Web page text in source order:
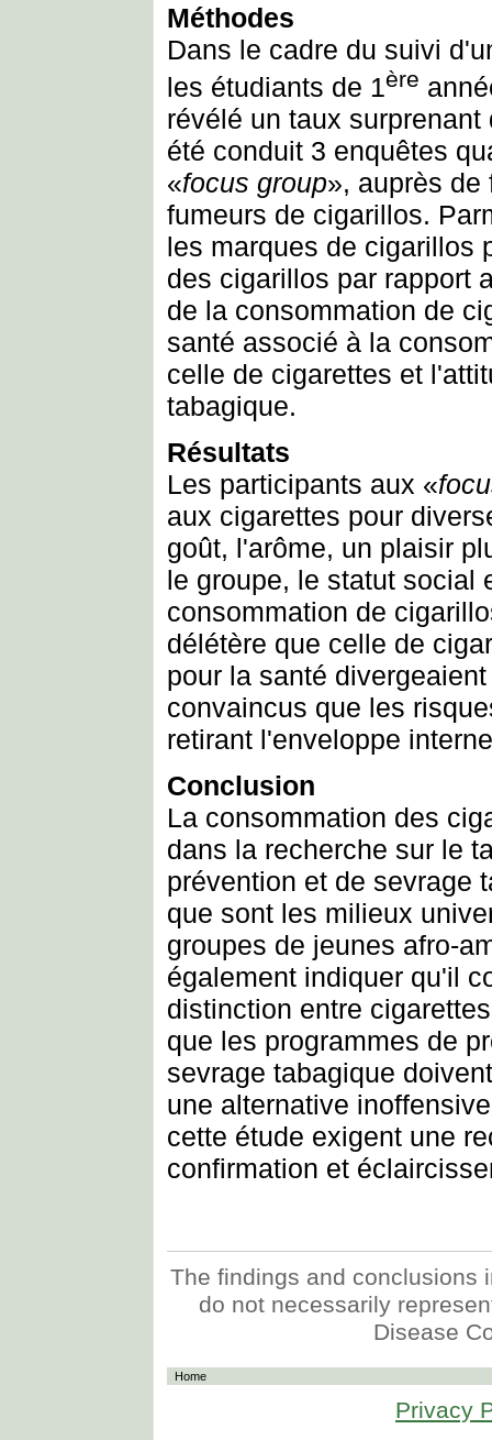
Méthodes
Dans le cadre du suivi
les étudiants de 1ère
révélé un taux
été conduit 3 enquêtes
«focus group», auprès de
fumeurs de cigarillos.
les marques de cigarillos
des cigarillos par rapport
de la consommation de
santé associé à la
celle de cigarettes et
tabagique.
Résultats
Les participants aux «
aux cigarettes pour
goût, l'arôme, un plaisir
le groupe, le statut social
consommation de
délétère que celle de
pour la santé
convaincus que les
retirant l'enveloppe
Conclusion
La consommation des
dans la recherche sur le
prévention et de sevrage
que sont les milieux
groupes de jeunes afro-
également indiquer qu'il
distinction entre
que les programmes de
sevrage tabagique
une alternative
cette étude exigent une
confirmation et
The findings and conclusions
do not necessarily
Disease
Home
Privacy